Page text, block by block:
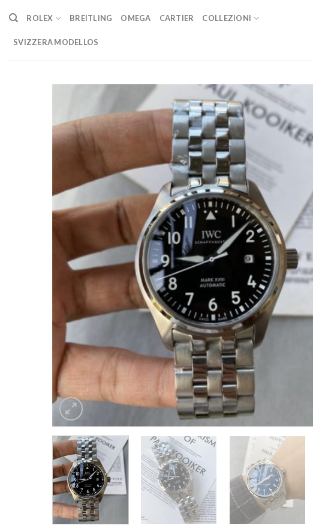
content
ROLEX BREITLING OMEGA CARTIER COLLEZIONI
SVIZZERA MODELLOS